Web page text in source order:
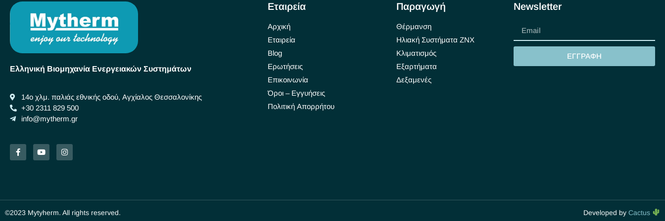
Ελληνική Βιομηχανία Ενεργειακών Συστημάτων
14ο χλμ. παλιάς εθνικής οδού, Αγχίαλος Θεσσαλονίκης
+30 2311 829 500
info@mytherm.gr
Εταιρεία
Αρχική
Εταιρεία
Blog
Ερωτήσεις
Επικοινωνία
Όροι – Εγγυήσεις
Πολιτική Απορρήτου
Παραγωγή
Θέρμανση
Ηλιακή Συστήματα ΖΝΧ
Κλιματισμός
Εξαρτήματα
Δεξαμενές
Newsletter
ΕΓΓΡΑΦΗ
©2023 Mytyherm. All rights reserved. Developed byCactus